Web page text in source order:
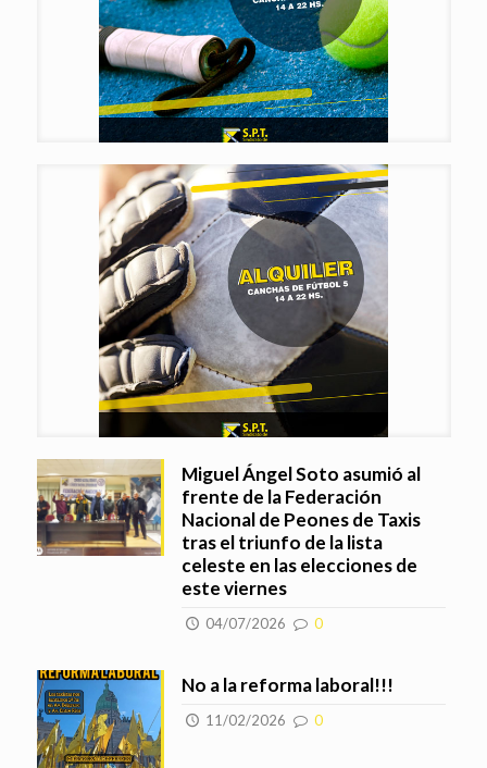
Miguel Ángel Soto asumió al
frente de la Federación
Nacional de Peones de Taxis
tras el triunfo de la lista
celeste en las elecciones de
este viernes
04/07/2026 0
No a la reforma laboral!!!
11/02/2026 0